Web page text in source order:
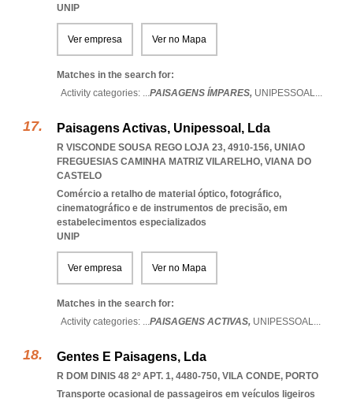
UNIP
Ver empresa Ver no Mapa
Matches in the search for:
Activity categories: ...PAISAGENS ÍMPARES, UNIPESSOAL...
Paisagens Activas, Unipessoal, Lda
R VISCONDE SOUSA REGO LOJA 23, 4910-156, UNIAO
FREGUESIAS CAMINHA MATRIZ VILARELHO, VIANA DO
CASTELO
Comércio a retalho de material óptico, fotográfico,
cinematográfico e de instrumentos de precisão, em
estabelecimentos especializados
UNIP
Ver empresa Ver no Mapa
Matches in the search for:
Activity categories: ...PAISAGENS ACTIVAS, UNIPESSOAL...
Gentes E Paisagens, Lda
R DOM DINIS 48 2º APT. 1, 4480-750, VILA CONDE, PORTO
Transporte ocasional de passageiros em veículos ligeiros